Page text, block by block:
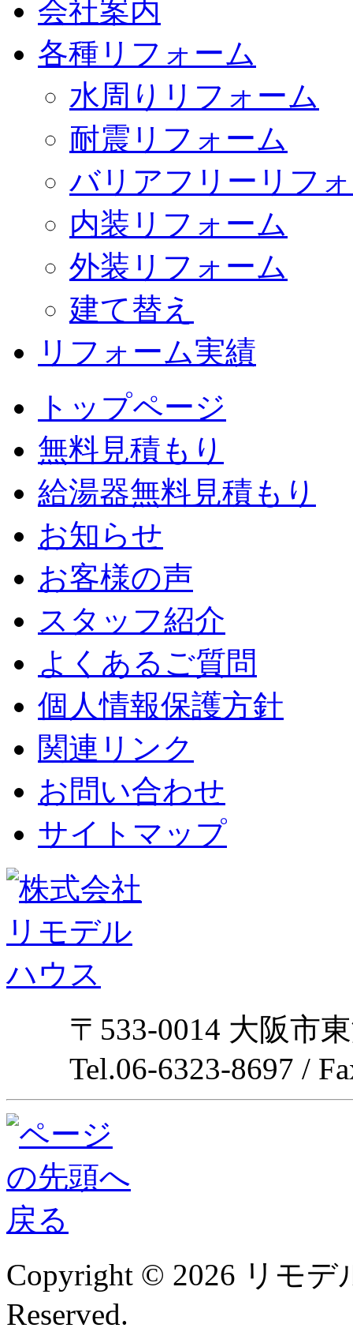
会社案内
各種リフォーム
水周りリフォーム
耐震リフォーム
バリアフリーリフ
内装リフォーム
外装リフォーム
建て替え
リフォーム実績
トップページ
無料見積もり
給湯器無料見積もり
お知らせ
お客様の声
スタッフ紹介
よくあるご質問
個人情報保護方針
関連リンク
お問い合わせ
サイトマップ
〒533-0014 大阪市
Tel.06-6323-8697 /
Copyright © 2026 リモデ
Reserved.